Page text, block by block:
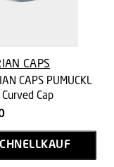
CAPS
CAPS PUMUCKL
Curved Cap